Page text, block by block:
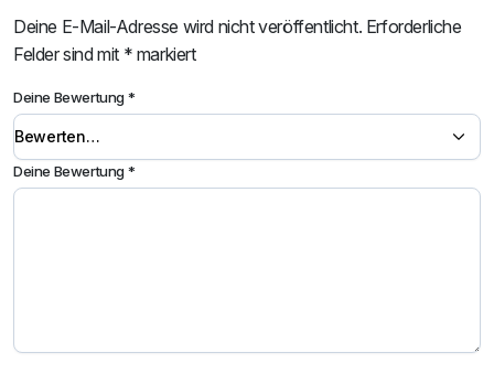
Deine E-Mail-Adresse wird nicht veröffentlicht. Erforderliche
Felder sind mit * markiert
Deine Bewertung*
Deine Bewertung*